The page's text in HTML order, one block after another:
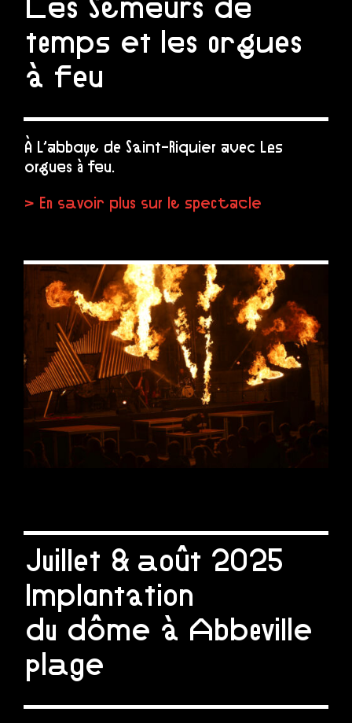
temps et les orgues
à feu
À L’abbaye de Saint-Riquier avec Les
orgues à feu.
> En savoir plus sur le spectacle
Juillet & août 2025
Implantation
du dôme à Abbeville
plage